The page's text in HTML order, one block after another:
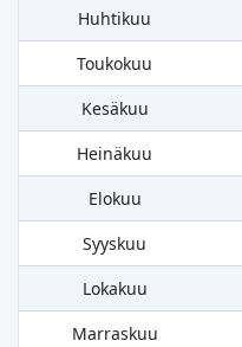
Huhtikuu
Toukokuu
Kesäkuu
Heinäkuu
Elokuu
Syyskuu
Lokakuu
Marraskuu